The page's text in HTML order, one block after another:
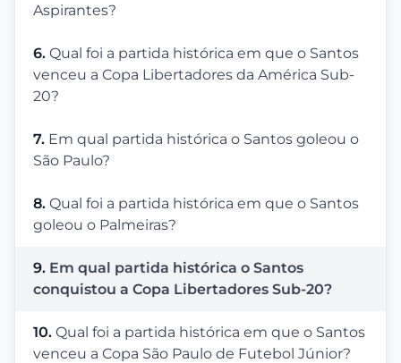
Aspirantes?
6. Qual foi a partida histórica em que o Santos
venceu a Copa Libertadores da América Sub-
20?
7. Em qual partida histórica o Santos goleou o
São Paulo?
8. Qual foi a partida histórica em que o Santos
goleou o Palmeiras?
9. Em qual partida histórica o Santos
conquistou a Copa Libertadores Sub-20?
10. Qual foi a partida histórica em que o Santos
venceu a Copa São Paulo de Futebol Júnior?